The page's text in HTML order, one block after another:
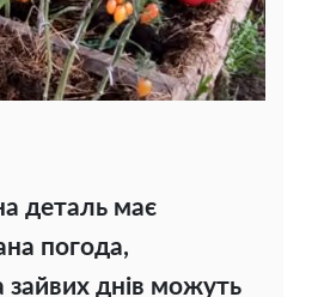
деталь має
погода,
зайвих днів можуть